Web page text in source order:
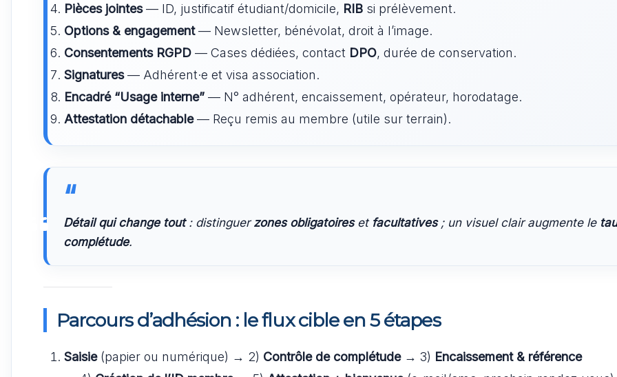
Pièces jointes— ID, justificatif étudiant/domicile, RIB si prélèvement.
Options & engagement— Newsletter, bénévolat, droit à l’image.
Consentements RGPD — Cases dédiées, contact DPO, durée de conservation.
Signatures— Adhérent·e et visa association.
Encadré “Usage interne” — N° adhérent, encaissement, opérateur, horodatage.
Attestation détachable— Reçu remis au membre (utile sur terrain).
Détail qui change tout: distinguerzones obligatoireset facultatives; un visuel clair augmente le
complétude.
Parcours d’adhésion : le flux cible en 5 étapes
Saisie(papier ou numérique) → 2) Contrôle de complétude→ 3) Encaissement & référence